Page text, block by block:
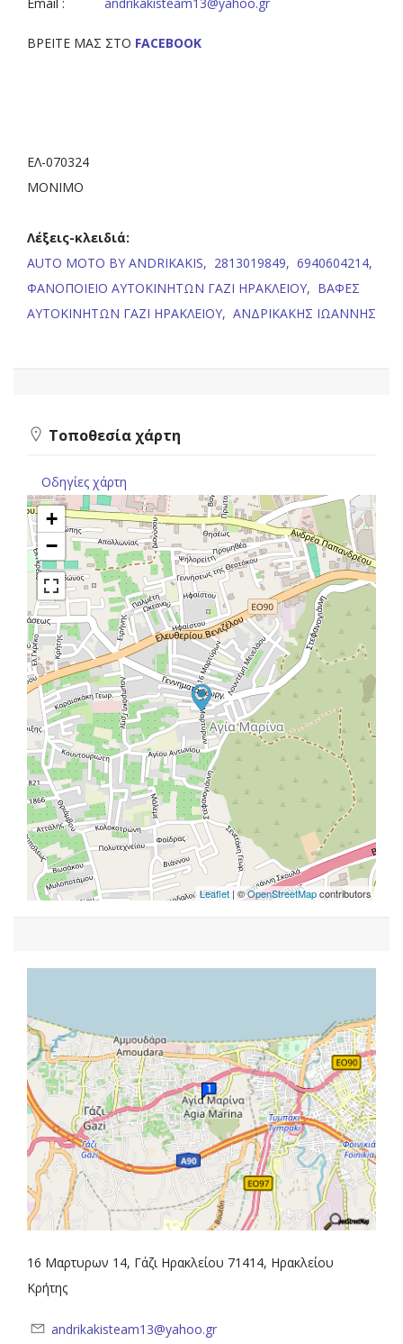
ΒΡΕΙΤΕ ΜΑΣ ΣΤΟ FACEBOOK
ΕΛ-070324
ΜΟΝΙΜΟ
Λέξεις-κλειδιά:
AUTO MOTO BY ANDRIKAKIS, 2813019849, 6940604214,
ΦΑΝΟΠΟΙΕΙΟ ΑΥΤΟΚΙΝΗΤΩΝ ΓΑΖΙ ΗΡΑΚΛΕΙΟΥ, ΒΑΦΕΣ
ΑΥΤΟΚΙΝΗΤΩΝ ΓΑΖΙ ΗΡΑΚΛΕΙΟΥ, ΑΝΔΡΙΚΑΚΗΣ ΙΩΑΝΝΗΣ
Τοποθεσία χάρτη
Οδηγίες χάρτη
+
−
Leaflet | ©OpenStreetMapcontributors
16 Μαρτυρων 14, Γάζι Ηρακλείου 71414, Ηρακλείου
Κρήτης
andrikakisteam13@yahoo.gr